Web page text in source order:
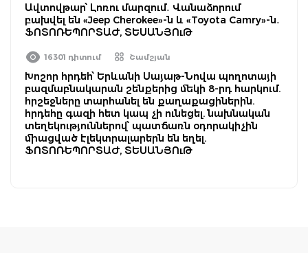
Ավտովթար՝ Լոռու մարզում․ Վանաձորում
բախվել են «Jeep Cherokee»-ն և «Toyota Camry»-ն․
ՖՈՏՈՌԵՊՈՐՏԱԺ, ՏԵՍԱՆՅՈւԹ
16301 դիտում Շամշյան
Խոշոր հրդեհ՝ Երևանի Սայաթ-Նովա պողոտայի
բազմաբնակարան շենքերից մեկի 8-րդ հարկում.
հրշեջները տարհանել են քաղաքացիներին.
հրդեհը գազի հետ կապ չի ունեցել. նախնական
տեղեկություններով՝ պատճառն օդորակիչին
միացված էլեկտրալարերն են եղել.
ՖՈՏՈՌԵՊՈՐՏԱԺ, ՏԵՍԱՆՅՈւԹ